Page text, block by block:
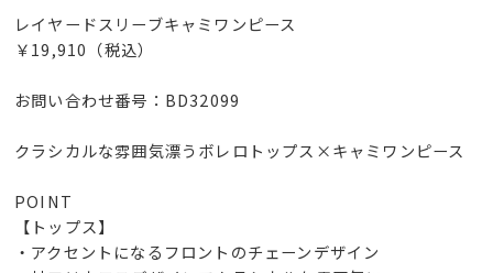
レイヤードスリーブキャミワンピース
￥19,910（税込）
お問い合わせ番号：BD32099
クラシカルな雰囲気漂うボレロトップス×キャミワンピース
POINT
【トップス】
・アクセントになるフロントのチェーンデザイン